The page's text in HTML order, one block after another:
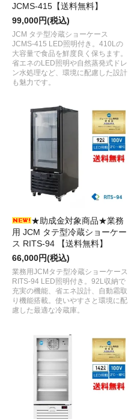
JCMS-415【送料無料】
99,000円(税込)
JCM タテ型冷蔵ショーケース
JCMS-415 LED照明付き。410Lの
大容量で食品を鮮度良く保ちます。
省エネのLED照明や自然蒸発式ドレ
ン水処理など、環境に配慮した設計
も魅力です。
★助成金対象商品★業務
用 JCM タテ型冷蔵ショーケー
ス RITS-94 【送料無料】
66,000円(税込)
業務用JCMタテ型冷蔵ショーケース
RITS-94 LED照明付き。92L収納で
充実の機能、省エネ設計、自動霜取
り機能搭載。使いやすさと環境に配
慮した最適な冷蔵庫。